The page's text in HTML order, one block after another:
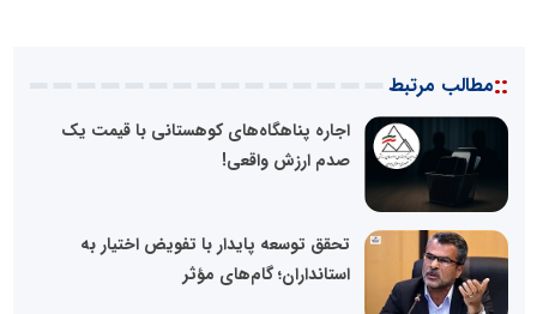
::مطالب مرتبط
اجاره پناهگاه‌های کوهستانی با قیمت یک
صدم ارزش واقعی!
تحقق توسعه‌ پایدار با تفویض اختیار به
استانداران؛ گام‌های مؤثر